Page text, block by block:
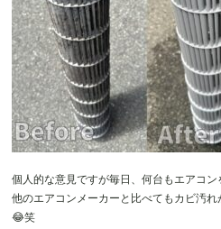
個人的な意見ですが毎日、何台もエアコ
他のエアコンメーカーと比べてもカビ汚
😂笑